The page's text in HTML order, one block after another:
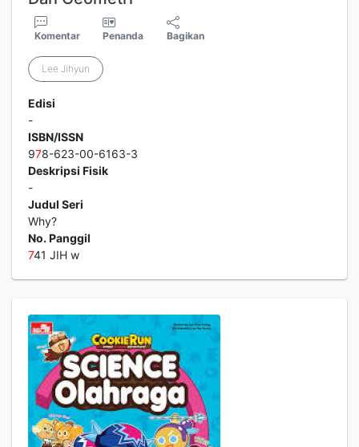
Komentar Penanda Bagikan
Lee Jihyun
Edisi
-
ISBN/ISSN
978-623-00-6163-3
Deskripsi Fisik
-
Judul Seri
Why?
No. Panggil
741 JIH w